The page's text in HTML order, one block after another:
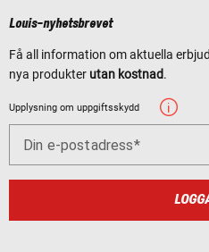
Louis-nyhetsbrevet
Få all information om aktuella
nya produkter utan kostnad.
Upplysning om uppgiftsskydd
Din e-postadress